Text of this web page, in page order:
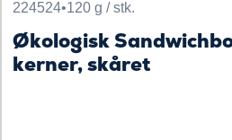
224524•120 g / stk.
Økologisk
kerner, skåret